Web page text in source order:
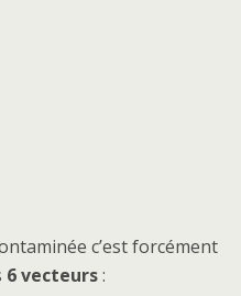
c’est forcément
6 vecteurs: